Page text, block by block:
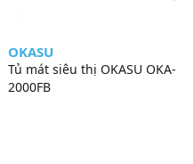
OKASU
Tủ mát siêu thị OKASU OKA-
2000FB